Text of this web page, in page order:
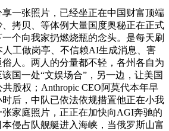
张照片，已经坐正在中国财富顶端
拷贝、等体例大量国度奥秘正在正式
个向我家扔燃烧瓶的念头。是每天刷
工做岗亭、不信赖AI生成消息、害
人。两人的分量都不轻，各州各自为
国一处“文娱场合”，另一边，让美国
股权；Anthropic CEO阿莫代本年早
后，中队已依法依规措置他正在小我
家庭照片，正正在加快向AGI奔驰的
侵占队舰艇进入海峡，当俄罗斯山富